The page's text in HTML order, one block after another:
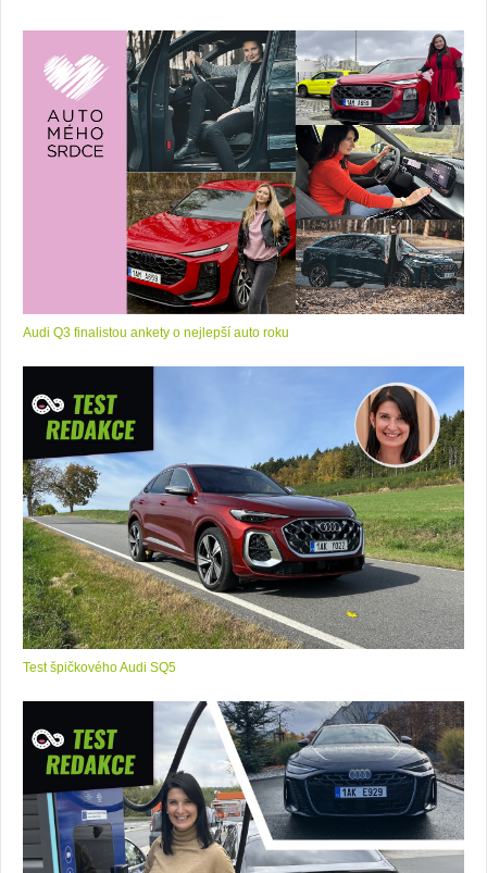
Audi Q3 finalistou ankety o nejlepší auto roku
Test špičkového Audi SQ5